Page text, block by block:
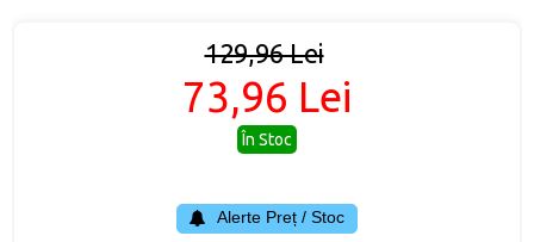
129,96 Lei
73,96 Lei
În Stoc
Alerte Preț / Stoc